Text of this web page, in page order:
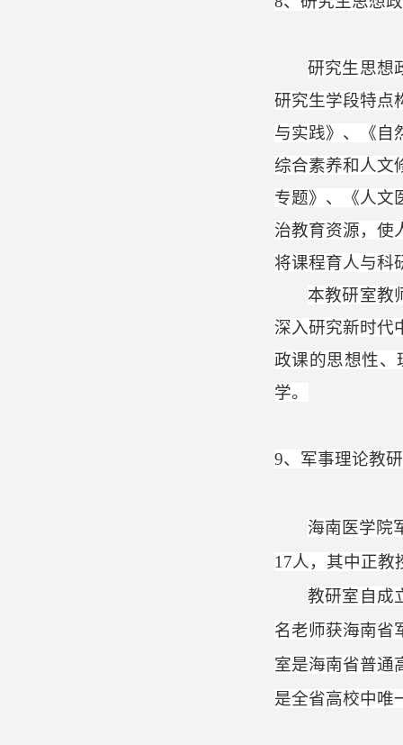
研究生思想
研究生学段特点
与实践》、《自
综合素养和人文
专题》、《人文
治教育资源，使
将课程育人与科
本教研室教
深入研究新时代
政课的思想性、
学。
9、军事理论教
海南医学院
17人，其中正教
教研室自成
名老师获海南省
室是海南省普通
是全省高校中唯